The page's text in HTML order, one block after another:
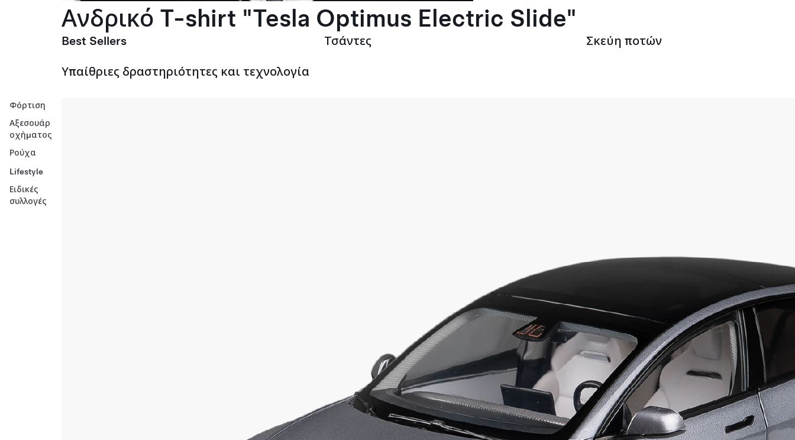
Φόρτιση
Αξεσουάρ
οχήματος
Ρούχα
Lifestyle
Ειδικές
συλλογές
Ανδρικό T-shirt "Tesla Optimus Electric Slide"
Best Sellers Τσάντες Σκεύη ποτών
Υπαίθριες δραστηριότητες και τεχνολογία